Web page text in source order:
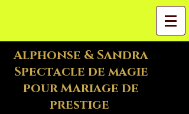
Alphonse & Sandra
Spectacle de magie
pour Mariage de
prestige